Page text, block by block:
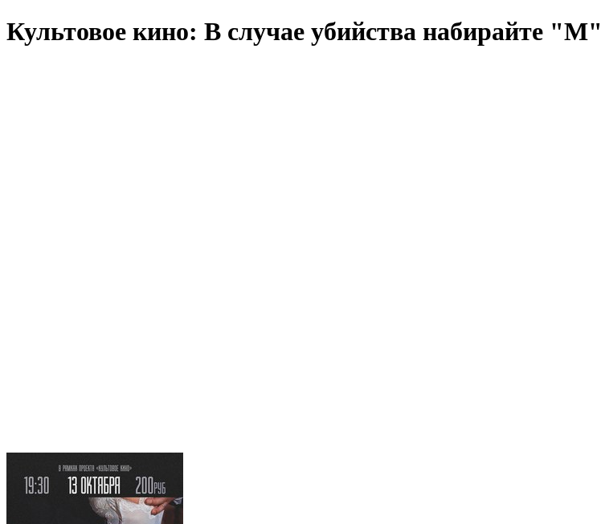
Культовое кино: В случае убийства набирайте "М"